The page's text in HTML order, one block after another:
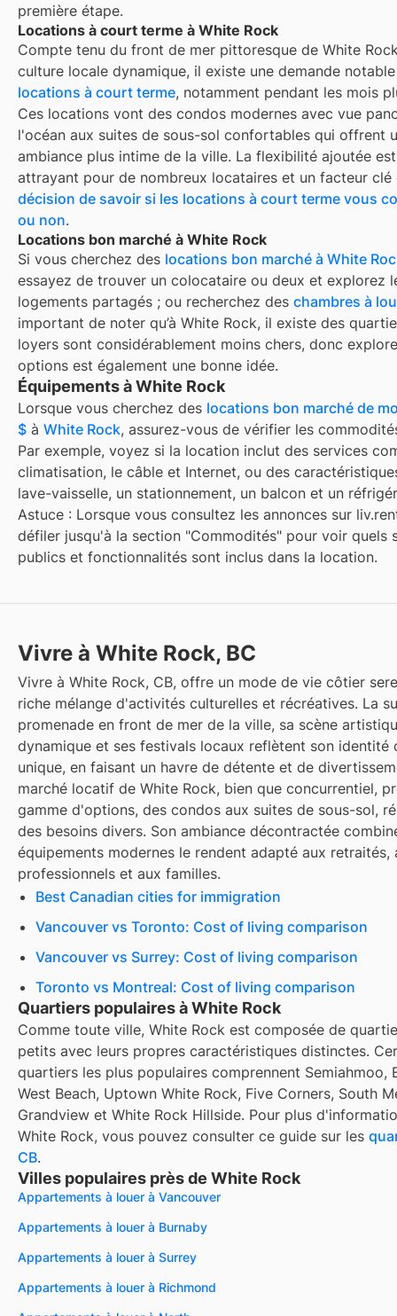
première étape.
Locations à court terme à White Rock
Compte tenu du front de mer pittoresque de White
culture locale dynamique, il existe une demande
locations à court terme, notamment pendant les mois
Ces locations vont des condos modernes avec vue
l'océan aux suites de sous-sol confortables qui offrent
ambiance plus intime de la ville. La flexibilité ajoutée
attrayant pour de nombreux locataires et un facteur
décision de savoir si les locations à court terme vous
ou non.
Locations bon marché à White Rock
Si vous cherchez des locations bon marché à White
essayez de trouver un colocataire ou deux et explorez
logements partagés ; ou recherchez des chambres à
important de noter qu’à White Rock, il existe des
loyers sont considérablement moins chers, donc
options est également une bonne idée.
Équipements à White Rock
Lorsque vous cherchez des locations bon marché de
$ à White Rock, assurez-vous de vérifier les
Par exemple, voyez si la location inclut des services
climatisation, le câble et Internet, ou des
lave-vaisselle, un stationnement, un balcon et un
Astuce : Lorsque vous consultez les annonces sur
défiler jusqu'à la section "Commodités" pour voir quels
publics et fonctionnalités sont inclus dans la location.
Vivre à White Rock, BC
Vivre à White Rock, CB, offre un mode de vie côtier
riche mélange d'activités culturelles et récréatives. La
promenade en front de mer de la ville, sa scène
dynamique et ses festivals locaux reflètent son identité
unique, en faisant un havre de détente et de
marché locatif de White Rock, bien que concurrentiel,
gamme d'options, des condos aux suites de sous-sol,
des besoins divers. Son ambiance décontractée
équipements modernes le rendent adapté aux retraités,
professionnels et aux familles.
Best Canadian cities for immigration
Vancouver vs Toronto: Cost of living comparison
Vancouver vs Surrey: Cost of living comparison
Toronto vs Montreal: Cost of living comparison
Quartiers populaires à White Rock
Comme toute ville, White Rock est composée de
petits avec leurs propres caractéristiques distinctes.
quartiers les plus populaires comprennent Semiahmoo,
West Beach, Uptown White Rock, Five Corners, South
Grandview et White Rock Hillside. Pour plus
White Rock, vous pouvez consulter ce guide sur les
CB.
Villes populaires près de White Rock
Appartements à louer à Vancouver
Appartements à louer à Burnaby
Appartements à louer à Surrey
Appartements à louer à Richmond